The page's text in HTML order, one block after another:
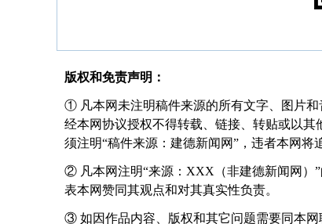
版权和免责声明：
① 凡本网未注明稿件来源的所有文字、图片
经本网协议授权不得转载、链接、转贴或以
须注明“稿件来源：建德新闻网”，违者本网将
② 凡本网注明“来源：XXX（非建德新闻网）
表本网赞同其观点和对其真实性负责。
③ 如因作品内容、版权和其它问题需要同本网